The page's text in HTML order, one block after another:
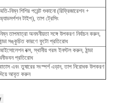
নিম্ন শিশির পয়েন্ট শুকানো (রিফ্রিজারেশন +
টাইপ), তাপ ট্রেসিং
তাপমাত্রা অনমনীয়তা সঙ্গে উপকরণ নির্বাচন করুন,
সঙ্কুচিত কারণে ফুটো প্রতিরোধ
বক্স, স্থানীয় গরম ইনস্টল করুন, ঠান্ডা
প্রতিরোধ
এবং তুষারের সংস্পর্শ এড়ান, তাপ নিরোধক উপকরণ
আবৃত করুন